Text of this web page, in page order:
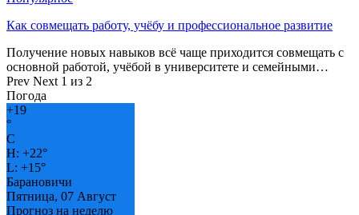
Как совмещать работу, учёбу и профессиональное развитие
Получение новых навыков всё чаще приходится совмещать с
основной работой, учёбой в университете и семейными…
Prev Next 1 из 2
Погода
+19
°
C
H: +22°
L: +15°
Барановичи
Пятница, 07 Август
Прогноз на неделю